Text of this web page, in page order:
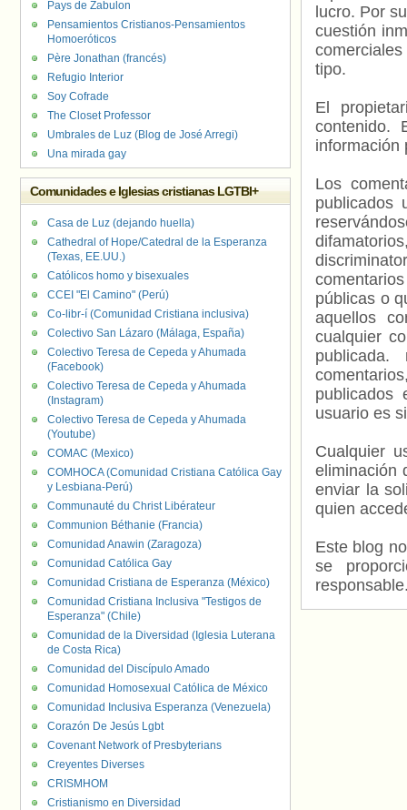
lucro. Por
cuestión
tipo.
El
contenido.
información
Los
publicados
públicas o
aquellos
cualquier
usuario es
Cualquier
eliminación
enviar la
quien
Este blog
se
Pays de Zabulon
Pensamientos Cristianos-Pensamientos
Homoeróticos
Père Jonathan (francés)
Refugio Interior
Soy Cofrade
The Closet Professor
Umbrales de Luz (Blog de José Arregi)
Una mirada gay
Comunidades e Iglesias cristianas LGTBI+
Casa de Luz (dejando huella)
Cathedral of Hope/Catedral de la Esperanza
(Texas, EE.UU.)
Católicos homo y bisexuales
CCEI "El Camino" (Perú)
Co-libr-í (Comunidad Cristiana inclusiva)
Colectivo San Lázaro (Málaga, España)
Colectivo Teresa de Cepeda y Ahumada
(Facebook)
Colectivo Teresa de Cepeda y Ahumada
(Instagram)
Colectivo Teresa de Cepeda y Ahumada
(Youtube)
COMAC (Mexico)
COMHOCA (Comunidad Cristiana Católica Gay
y Lesbiana-Perú)
Communauté du Christ Libérateur
Communion Béthanie (Francia)
Comunidad Anawin (Zaragoza)
Comunidad Católica Gay
Comunidad Cristiana de Esperanza (México)
Comunidad Cristiana Inclusiva "Testigos de
Esperanza" (Chile)
Comunidad de la Diversidad (Iglesia Luterana
de Costa Rica)
Comunidad del Discípulo Amado
Comunidad Homosexual Católica de México
Comunidad Inclusiva Esperanza (Venezuela)
Corazón De Jesús Lgbt
Covenant Network of Presbyterians
Creyentes Diverses
CRISMHOM
Cristianismo en Diversidad